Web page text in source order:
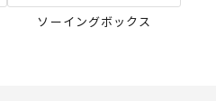
ソーイングボックス